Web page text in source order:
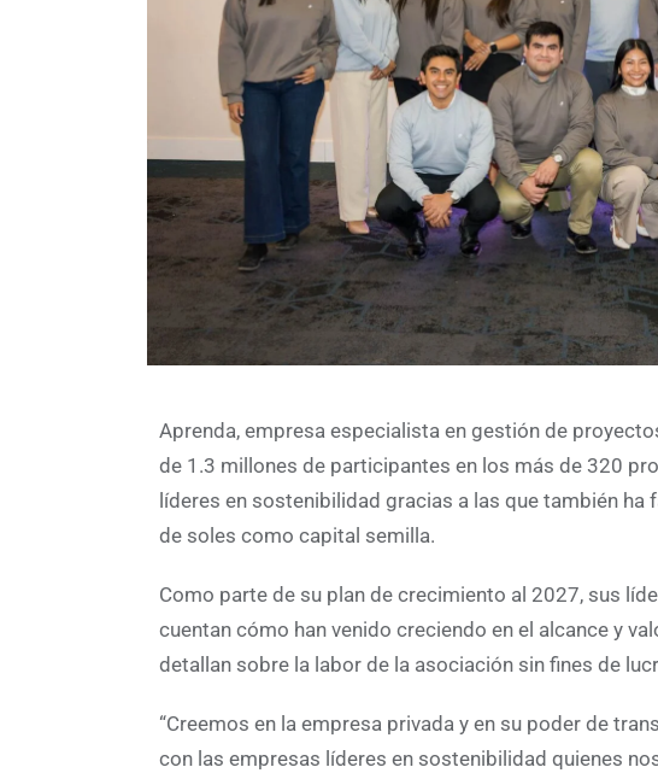
Aprenda, empresa especialista en gestión de
de 1.3 millones de participantes en los más de 320
líderes en sostenibilidad gracias a las que también
de soles como capital semilla.
Como parte de su plan de crecimiento al 2027, sus
cuentan cómo han venido creciendo en el alcance y
detallan sobre la labor de la asociación sin fines de
“Creemos en la empresa privada y en su poder de
con las empresas líderes en sostenibilidad quienes